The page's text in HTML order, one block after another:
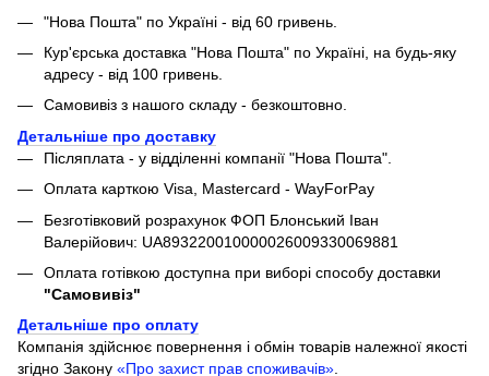
"Нова Пошта" по Україні - від 60 гривень.
Кур'єрська доставка "Нова Пошта" по Україні, на будь-яку
адресу - від 100 гривень.
Самовивіз з нашого складу - безкоштовно.
Детальніше про доставку
Післяплата - у відділенні компанії "Нова Пошта".
Оплата карткою Visa, Mastercard - WayForPay
Безготівковий розрахунок ФОП Блонський Іван
Валерійович: UA893220010000026009330069881
Оплата готівкою доступна при виборі способу доставки
"Самовивіз"
Детальніше про оплату
Компанія здійснює повернення і обмін товарів належної якості
згідно Закону «Про захист прав споживачів».